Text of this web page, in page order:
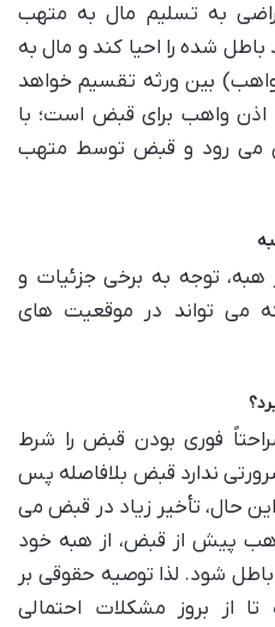
به تسلیم مال به متهب
شده را احیا کند و مال به
بین ورثه تقسیم خواهد
اذن واهب برای قبض است؛ با
می رود و قبض توسط متهب
توجه به برخی جزئیات و
تواند در موقعیت های
فوری بودن قبض را شرط
ندارد قبض بلافاصله پس
حال، تأخیر زیاد در قبض می
پیش از قبض، از هبه خود
شود. لذا توصیه حقوقی بر
از بروز مشکلات احتمالی